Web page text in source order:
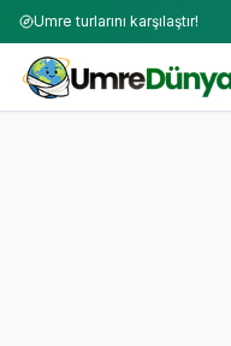
Umre turlarını karşılaştır!